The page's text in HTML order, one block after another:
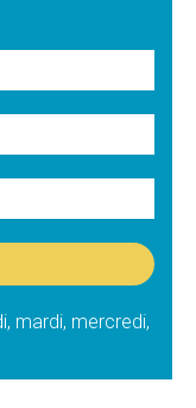
mardi, mercredi,